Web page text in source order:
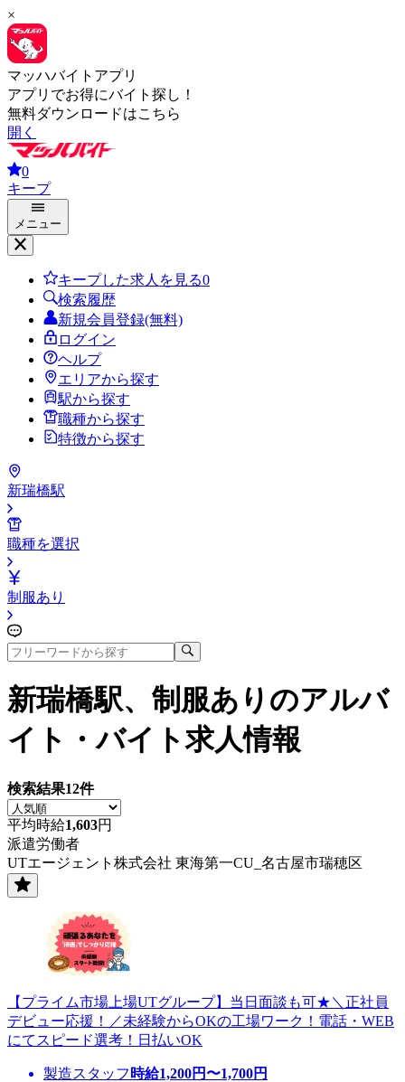
×
マッハバイトアプリ
アプリでお得にバイト探し！
無料ダウンロードはこちら
開く
0
キープ
メニュー
キープした求人を見る0
検索履歴
新規会員登録(無料)
ログイン
ヘルプ
エリアから探す
駅から探す
職種から探す
特徴から探す
新瑞橋駅
職種を選択
制服あり
新瑞橋駅、制服あり のアルバ
イト・バイト求人情報
検索結果12件
平均時給1,603円
派遣労働者
UTエージェント株式会社 東海第一CU_名古屋市瑞穂区
【プライム市場上場UTグループ】当日面談も可★＼正社員
デビュー応援！／未経験からOKの工場ワーク！電話・WEB
にてスピード選考！日払いOK
製造スタッフ 時給1,200円〜1,700円